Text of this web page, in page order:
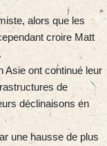
alors que les
croire Matt
Asie ont continué leur
de
déclinaisons en
une hausse de plus